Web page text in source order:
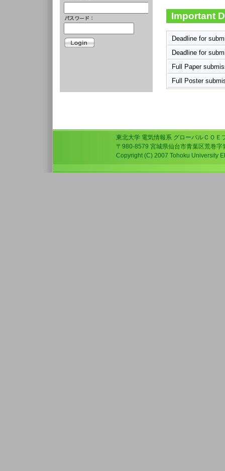
Important
Deadline for
Deadline for
Full Paper
Full Poster
東北大学 電気情報系 グローバルＣＯＥ
〒980-8579 宮城県仙台市青葉区荒巻
Copyright (C) 2007 Tohoku University